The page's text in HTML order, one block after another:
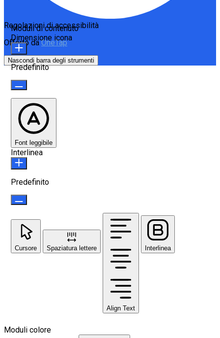
Regolazioni di accessibilità
Offerto daOneTap
Nascondi barra degli strumenti
Moduli di contenuto
Dimensione icona
Predefinito
Font leggibile
Interlinea
Predefinito
Cursore Spaziatura lettere
Align Text
Interlinea
Moduli colore